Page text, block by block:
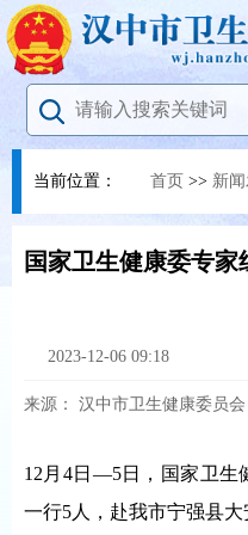
当前位置： 首页 >> 新
2023-12-06 09:18
来源： 汉中市卫生健康委员会
12月4日—5日，国家卫生
一行5人，赴我市宁强县